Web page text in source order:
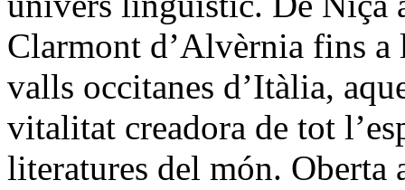
Clarmont d’Alvèrnia fins a
valls occitanes d’Itàlia,
vitalitat creadora de tot
literatures del món. Oberta